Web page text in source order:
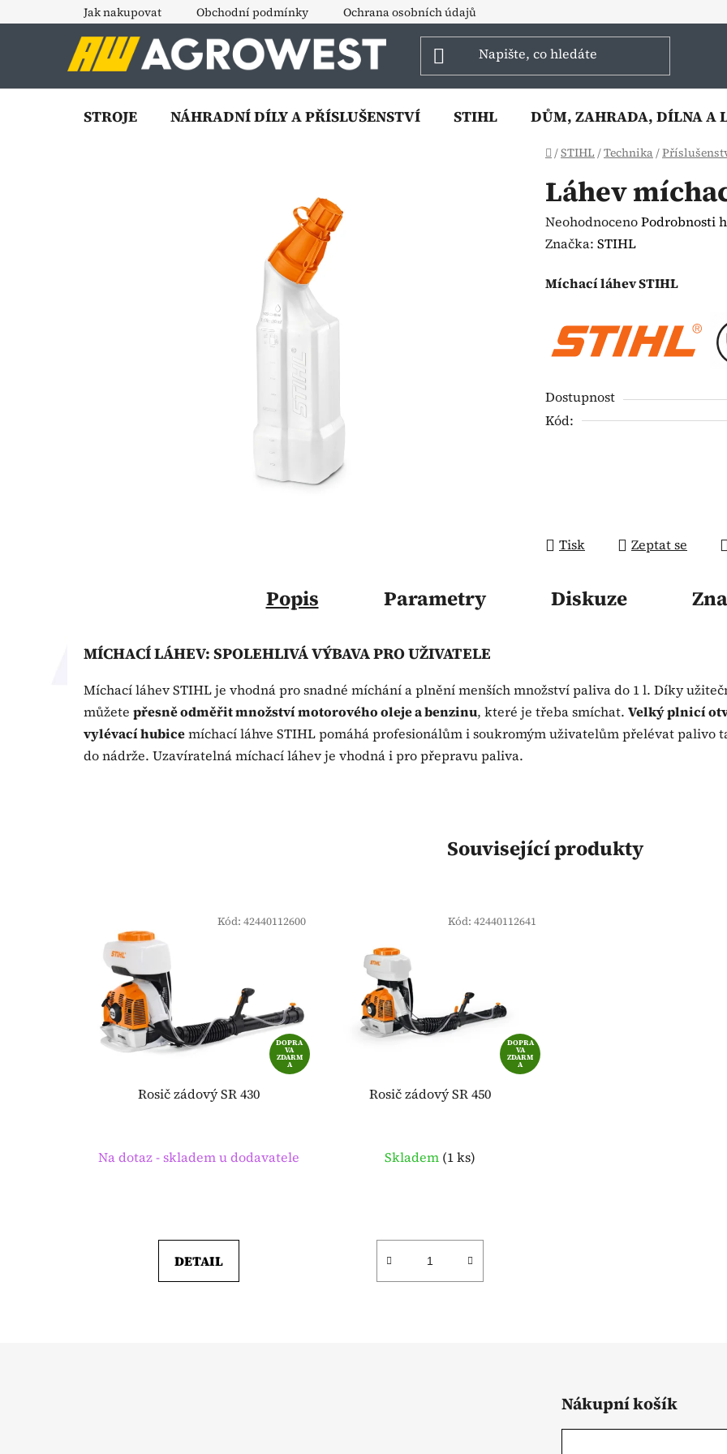
na
Jak nakupovat Obchodní podmínky Ochrana osobních údajů
STROJE NÁHRADNÍ DÍLY A PŘÍSLUŠENSTVÍ STIHL DŮM, ZAHRADA, DÍLNA A
Domů
/STIHL /Technika/
Láhev
Průměrné
hodnocení
je
NeohodnocenoPodrobnosti
Značka: STIHL
Míchací láhev STIHL
Dostupnost
Kód:
Tisk Zeptat se
Popis Parametry Diskuze
MÍCHACÍ LÁHEV: SPOLEHLIVÁ VÝBAVA PRO UŽIVATELE
Míchací láhev STIHL je vhodná pro snadné míchání a plnění menších množství paliva do 1 l. Díky
můžete přesně odměřit množství motorového oleje a benzinu, které je třeba smíchat. Velký plnicí
vylévací hubicemíchací láhve STIHL pomáhá profesionálům i soukromým uživatelům přelévat palivo
do nádrže. Uzavíratelná míchací láhev je vhodná i pro přepravu paliva.
Související produkty
DOPRA
VA
ZDARM
A
Rosič zádový SR 430
Na dotaz - skladem u dodavatele
DETAIL
Kód: 42440112600
DOPRA
VA
ZDARM
A
Rosič zádový SR 450
Skladem (1 ks)
Kód: 42440112641
Nákupní košík